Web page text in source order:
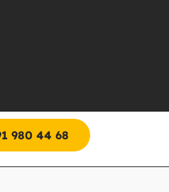
980 44 68